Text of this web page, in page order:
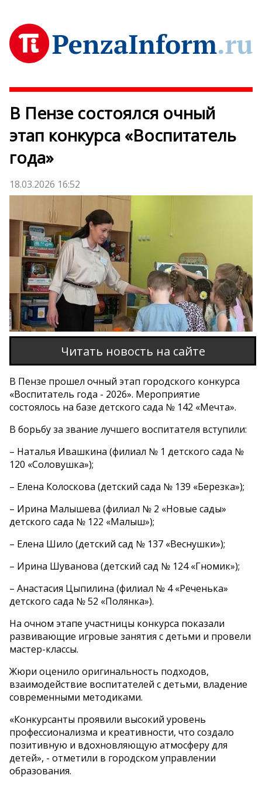
В Пензе состоялся очный
этап конкурса «Воспитатель
года»
18.03.2026 16:52
Читать новость на сайте
В Пензе прошел очный этап городского конкурса
«Воспитатель года - 2026». Мероприятие
состоялось на базе детского сада № 142 «Мечта».
В борьбу за звание лучшего воспитателя вступили:
– Наталья Ивашкина (филиал № 1 детского сада №
120 «Соловушка»);
– Елена Колоскова (детский сада № 139 «Березка»);
– Ирина Малышева (филиал № 2 «Новые сады»
детского сада № 122 «Малыш»);
– Елена Шило (детский сад № 137 «Веснушки»);
– Ирина Шуванова (детский сад № 124 «Гномик»);
– Анастасия Цыпилина (филиал № 4 «Реченька»
детского сада № 52 «Полянка»).
На очном этапе участницы конкурса показали
развивающие игровые занятия с детьми и провели
мастер-классы.
Жюри оценило оригинальность подходов,
взаимодействие воспитателей с детьми, владение
современными методиками.
«Конкурсанты проявили высокий уровень
профессионализма и креативности, что создало
позитивную и вдохновляющую атмосферу для
детей», - отметили в городском управлении
образования.